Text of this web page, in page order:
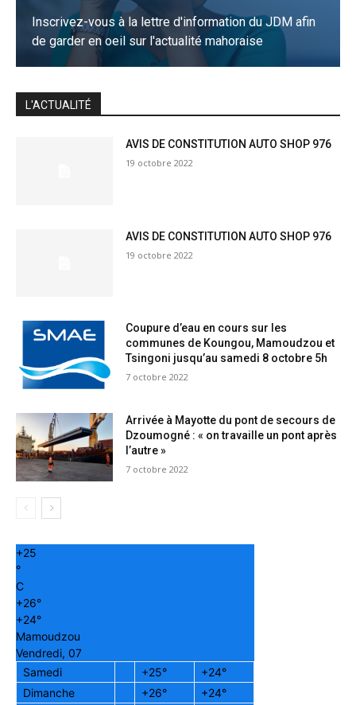
Inscrivez-vous à la lettre d'information du JDM afin
de garder en oeil sur l'actualité mahoraise
JE M'INSCRIS
L'ACTUALITÉ
AVIS DE CONSTITUTION AUTO SHOP 976
19 octobre 2022
AVIS DE CONSTITUTION AUTO SHOP 976
19 octobre 2022
Coupure d’eau en cours sur les
communes de Koungou, Mamoudzou et
Tsingoni jusqu’au samedi 8 octobre 5h
7 octobre 2022
Arrivée à Mayotte du pont de secours de
Dzoumogné : « on travaille un pont après
l’autre »
7 octobre 2022
+25
°
C
+26°
+24°
Mamoudzou
Vendredi, 07
Samedi
+25° +24°
Dimanche
+26° +24°